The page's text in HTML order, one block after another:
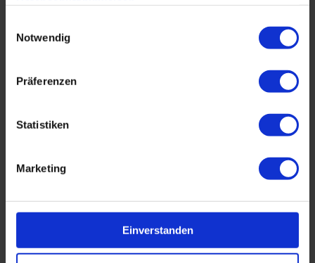
Notwendig
Präferenzen
Statistiken
Marketing
Einverstanden
Nachberichterstattung der Konferenz „Digitaler
Datengetrieben zum Erfolg: Die Zukunft von
Produktionsunternehmen sichern
09.12.2024